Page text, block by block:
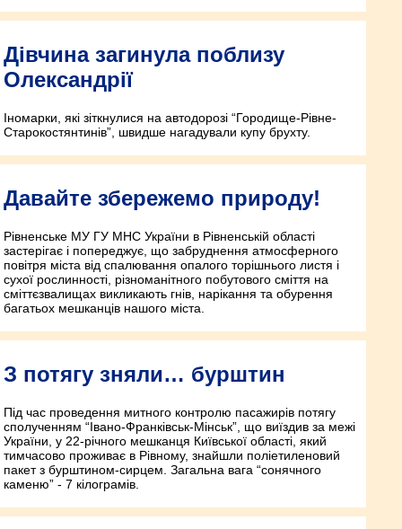
Дівчина загинула поблизу
Олександрії
Іномарки, які зіткнулися на автодорозі “Городище-Рівне-
Старокостянтинів”, швидше нагадували купу брухту.
Давайте збережемо природу!
Рівненське МУ ГУ МНС України в Рівненській області
застерігає і попереджує, що забруднення атмосферного
повітря міста від спалювання опалого торішнього листя і
сухої рослинності, різноманітного побутового сміття на
сміттєзвалищах викликають гнів, нарікання та обурення
багатьох мешканців нашого міста.
З потягу зняли… бурштин
Під час проведення митного контролю пасажирів потягу
сполученням “Івано-Франківськ-Мінськ”, що виїздив за межі
України, у 22-річного мешканця Київської області, який
тимчасово проживає в Рівному, знайшли поліетиленовий
пакет з бурштином-сирцем. Загальна вага “сонячного
каменю” - 7 кілограмів.